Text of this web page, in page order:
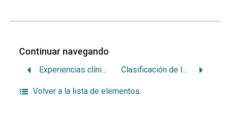
Continuar navegando
Experiencias clínicas sobre tratamientos endodóncicos.Posibilidades de las actuales medicaciones Clasificación de las paradontopatías
Volver a la lista de elementos